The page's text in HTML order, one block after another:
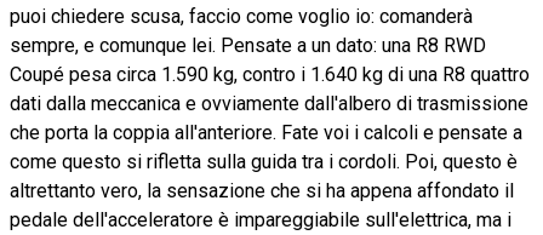
puoi chiedere scusa, faccio come voglio io: comanderà
sempre, e comunque lei. Pensate a un dato: una R8 RWD
Coupé pesa circa 1.590 kg, contro i 1.640 kg di una R8 quattro
dati dalla meccanica e ovviamente dall'albero di trasmissione
che porta la coppia all'anteriore. Fate voi i calcoli e pensate a
come questo si rifletta sulla guida tra i cordoli. Poi, questo è
altrettanto vero, la sensazione che si ha appena affondato il
pedale dell'acceleratore è impareggiabile sull'elettrica, ma i